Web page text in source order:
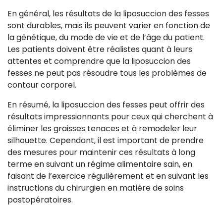
En général, les résultats de la liposuccion des fesses
sont durables, mais ils peuvent varier en fonction de
la génétique, du mode de vie et de l’âge du patient.
Les patients doivent être réalistes quant à leurs
attentes et comprendre que la liposuccion des
fesses ne peut pas résoudre tous les problèmes de
contour corporel.
En résumé, la liposuccion des fesses peut offrir des
résultats impressionnants pour ceux qui cherchent à
éliminer les graisses tenaces et à remodeler leur
silhouette. Cependant, il est important de prendre
des mesures pour maintenir ces résultats à long
terme en suivant un régime alimentaire sain, en
faisant de l’exercice régulièrement et en suivant les
instructions du chirurgien en matière de soins
postopératoires.